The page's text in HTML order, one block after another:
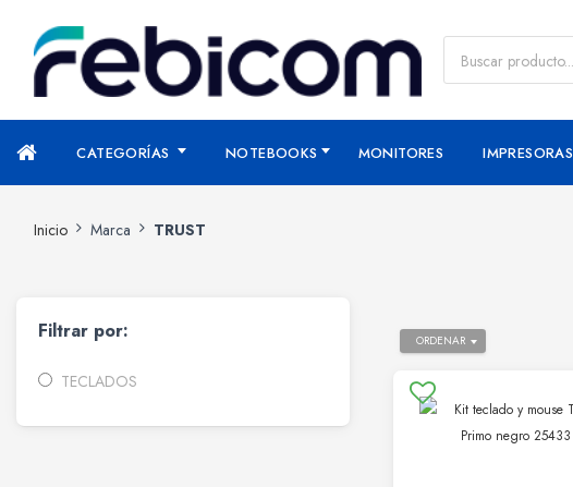
CATEGORÍAS NOTEBOOKS MONITORES IMPRESORAS
Inicio Marca TRUST
Filtrar por:
TECLADOS
ORDENAR